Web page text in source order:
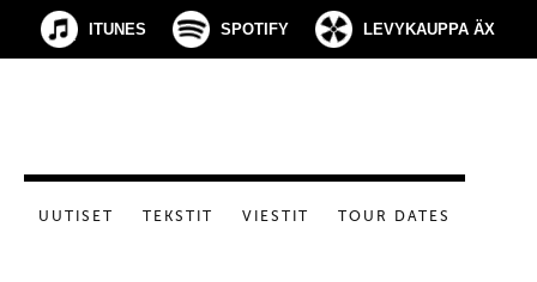
ITUNES SPOTIFY LEVYKAUPPA ÄX
UUTISET TEKSTIT VIESTIT TOUR DATES